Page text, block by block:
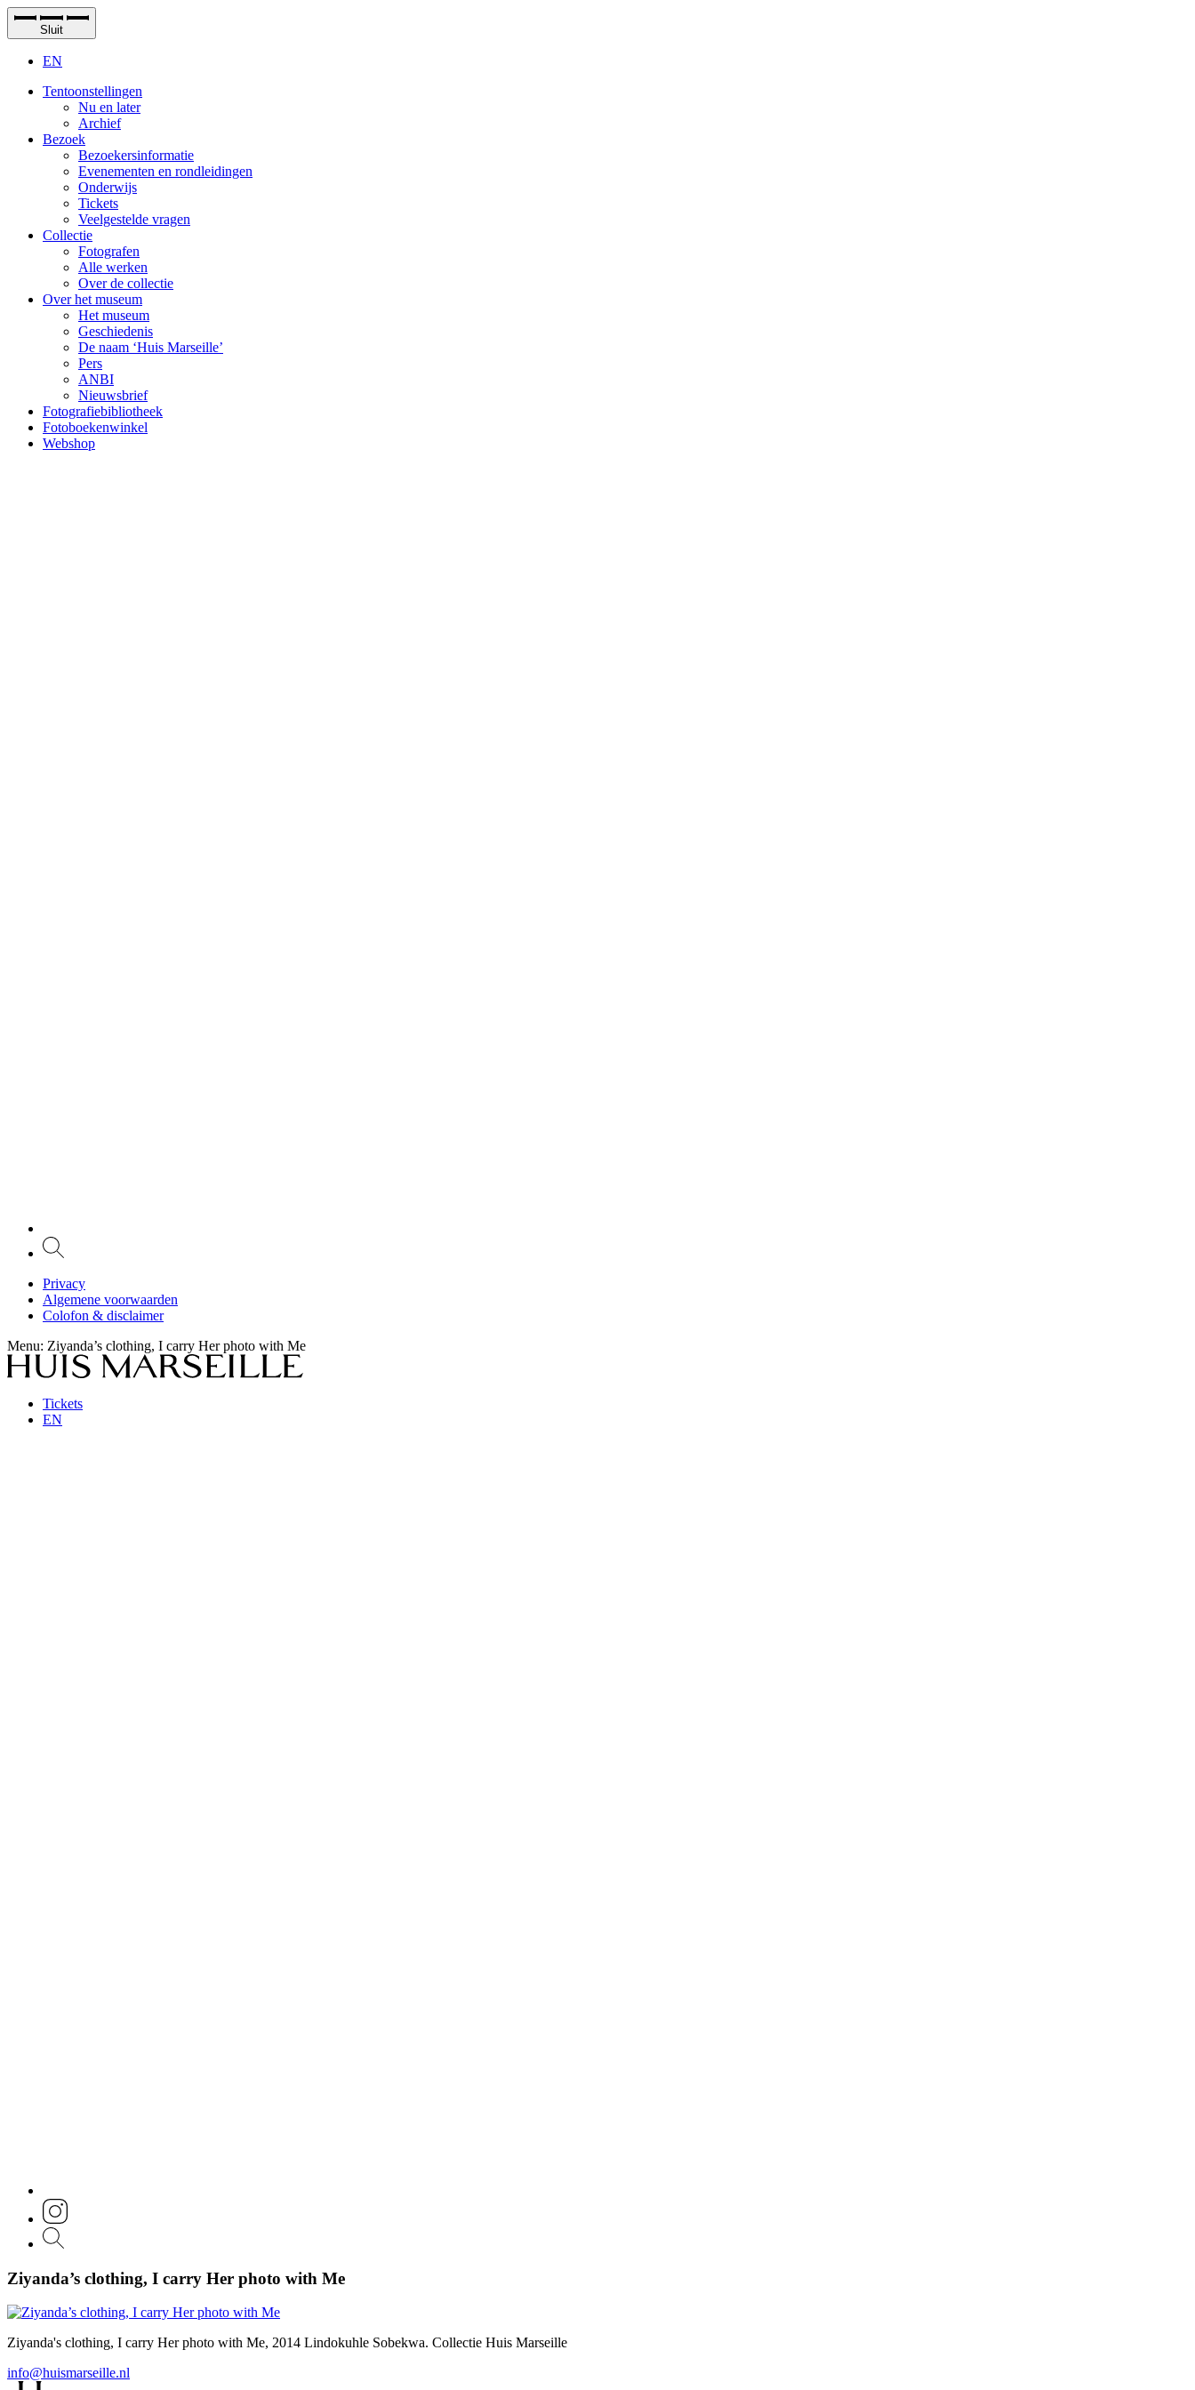
Sluit
EN
Tentoonstellingen
Nu en later
Archief
Bezoek
Bezoekersinformatie
Evenementen en rondleidingen
Onderwijs
Tickets
Veelgestelde vragen
Collectie
Fotografen
Alle werken
Over de collectie
Over het museum
Het museum
Geschiedenis
De naam ‘Huis Marseille’
Pers
ANBI
Nieuwsbrief
Fotografiebibliotheek
Fotoboekenwinkel
Webshop
Privacy
Algemene voorwaarden
Colofon & disclaimer
Menu: Ziyanda’s clothing, I carry Her photo with Me
Tickets
EN
Ziyanda’s clothing, I carry Her photo with Me
Ziyanda's clothing, I carry Her photo with Me, 2014 Lindokuhle Sobekwa. Collectie Huis Marseille
info@huismarseille.nl